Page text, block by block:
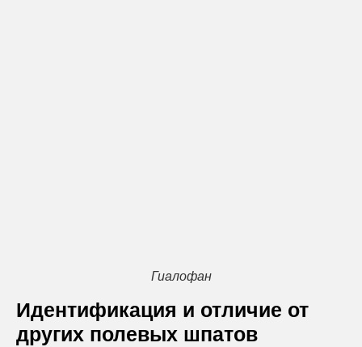
Гиалофан
Идентификация и отличие от
других полевых шпатов